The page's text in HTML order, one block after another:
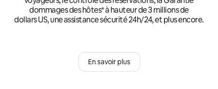
dommages des hôtes* à hauteur de 3 millions de
dollars US, une assistance sécurité 24h/24, et plus encore.
En savoir plus